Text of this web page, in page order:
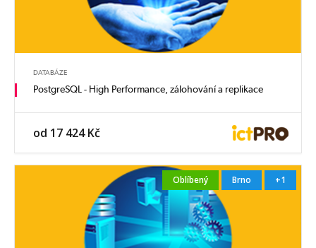
DATABÁZE
PostgreSQL - High Performance, zálohování a replikace
od 17 424 Kč
Oblíbený Brno +1